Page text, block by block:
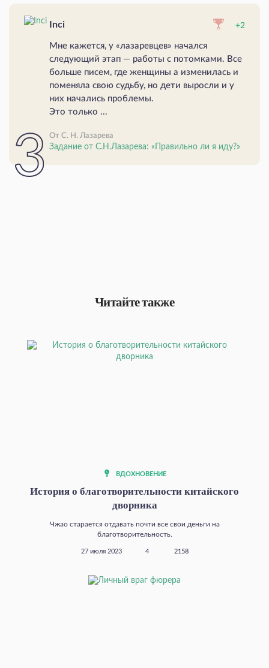
Inci +2
Мне кажется, у «лазаревцев» начался
следующий этап — работы с потомками. Все
больше писем, где женщины а изменилась и
поменяла свою судьбу, но дети выросли и у
них начались проблемы.
Это только ...
От С. Н. Лазарева
Задание от С.Н.Лазарева: «Правильно ли я иду?»
Читайте также
ВДОХНОВЕНИЕ
История о благотворительности китайского
дворника
Чжао старается отдавать почти все свои деньги на
благотворительность.
27 июля 2023 4 2158